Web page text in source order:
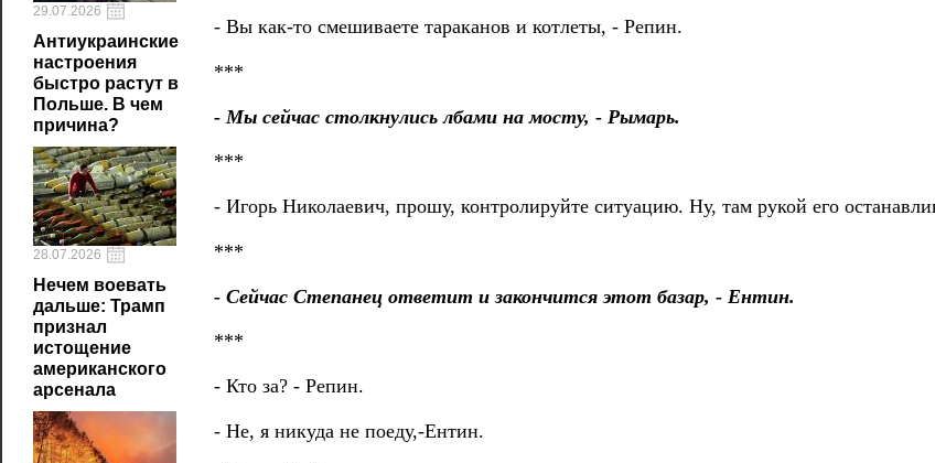
29.07.2026
Антиукраинские
настроения
быстро растут в
Польше. В чем
причина?
28.07.2026
Нечем воевать
дальше: Трамп
признал
истощение
американского
арсенала
- Вы как-то смешиваете тараканов и котлеты, - Репин.
***
- Мы сейчас столкнулись лбами на мосту, - Рымарь.
***
- Игорь Николаевич, прошу, контролируйте ситуацию. Ну, там рукой его
***
- Сейчас Степанец ответит и закончится этот базар, - Ентин.
***
- Кто за? - Репин.
- Не, я никуда не поеду,-Ентин.